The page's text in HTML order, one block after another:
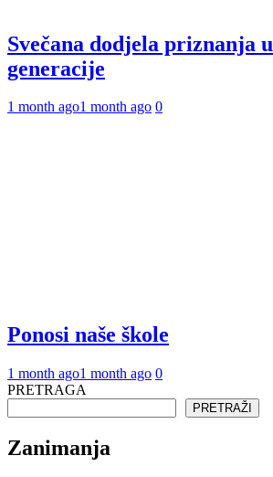
Svečana dodjela priznanja
generacije
1 month ago1 month ago 0
Ponosi naše škole
1 month ago1 month ago 0
PRETRAGA
PRETRAŽI
Zanimanja